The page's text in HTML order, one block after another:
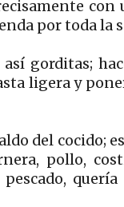
con
por toda la
gorditas;
ligera y
del cocido;
pollo,